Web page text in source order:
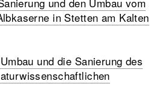
in Stetten am Kalten
und die Sanierung des